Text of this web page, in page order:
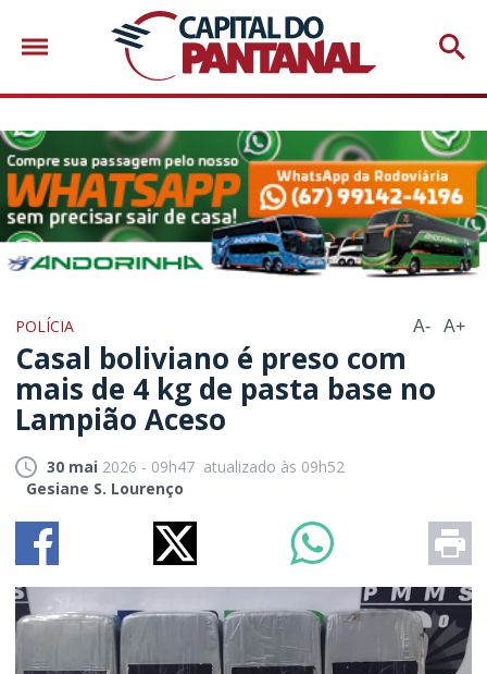
POLÍCIA A- A+
Casal boliviano é preso com
mais de 4 kg de pasta base no
Lampião Aceso
30 mai 2026 - 09h47 atualizado às 09h52
Gesiane S. Lourenço